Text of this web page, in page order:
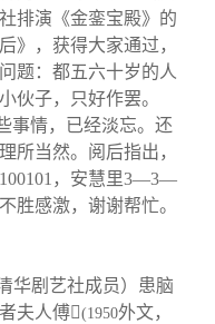
排演《金銮宝殿》的
》，获得大家通过，
题：都五六十岁的人
伙子，只好作罢。
事情，已经淡忘。还
所当然。阅后指出，
100101 ，安慧里3—3—
胜感激，谢谢帮忙。
华剧艺社成员）患脑
夫人傅(1950外文，